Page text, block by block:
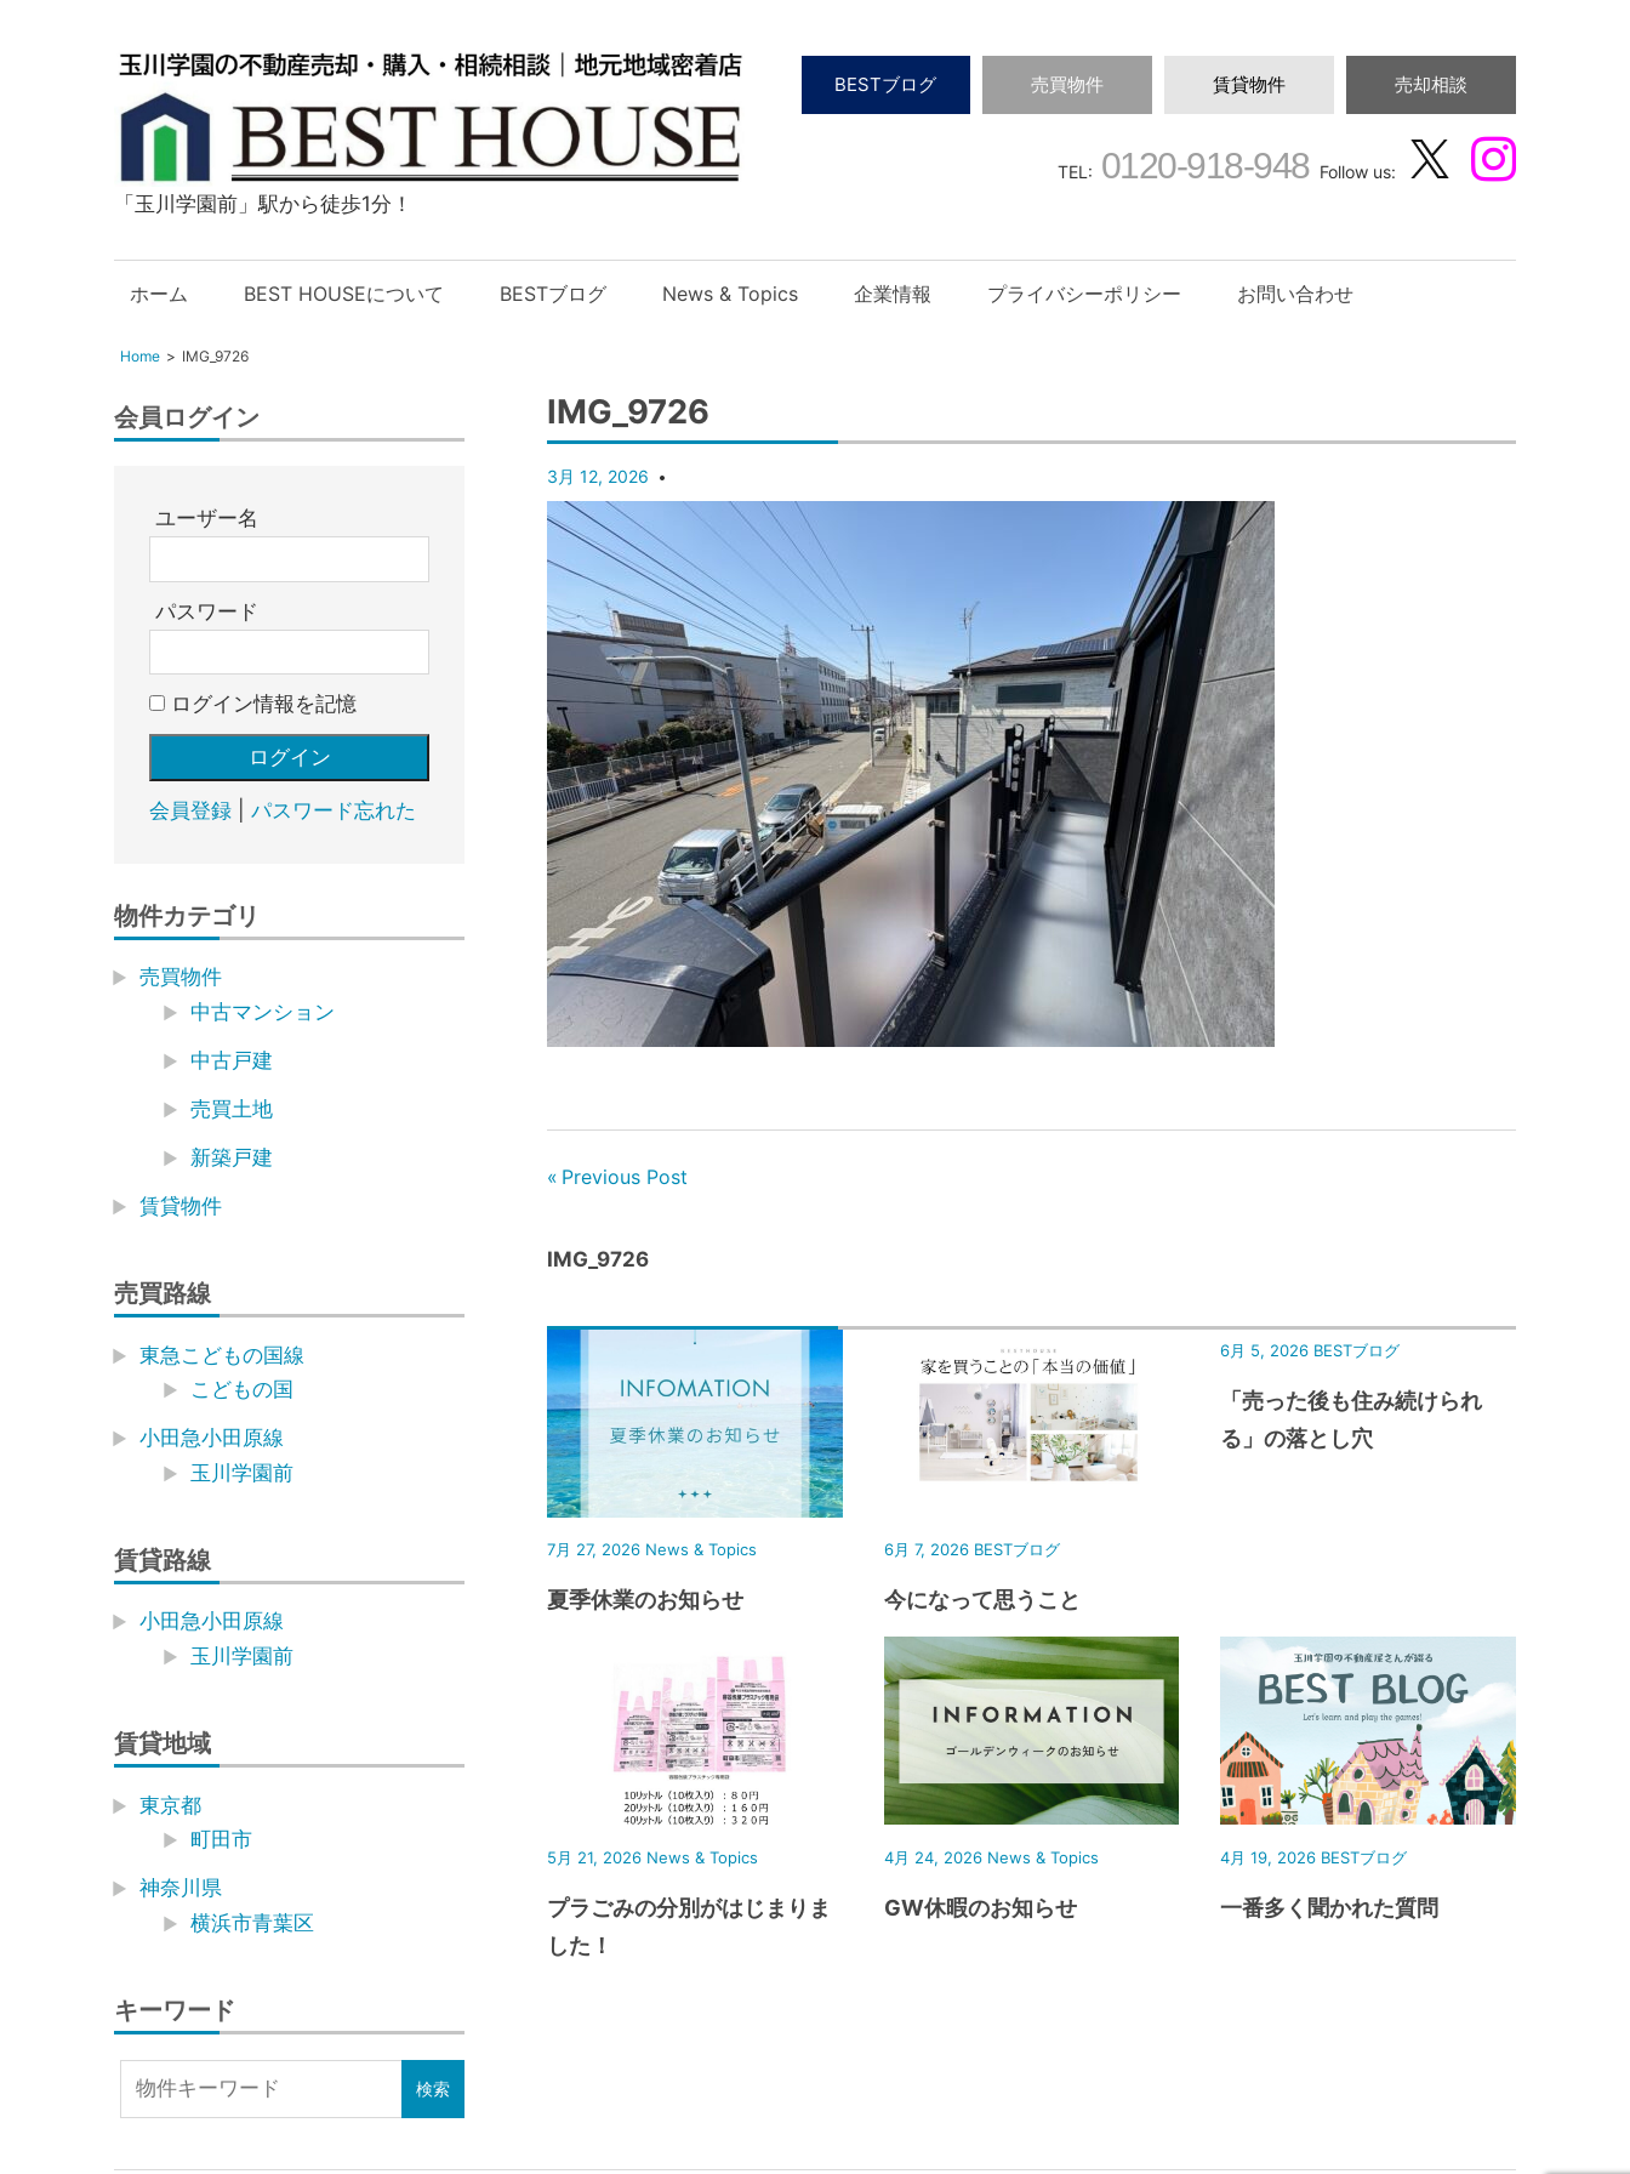
玉
学
の
動
産
入・
却・
BEST
HOUSE
「玉川学園前」駅から徒歩1分！
BESTブログ 売買物件 賃貸物件 売却相談
TEL: 0120-918-948Follow us:
ホーム BEST HOUSEについて BESTブログ News & Topics 企業情報 プライバシーポリシー お問い合わせ
Home IMG_9726
IMG_9726
3月 12, 2026
Previous Post
IMG_9726
7月 27, 2026 News & Topics
夏季休業のお知らせ
6月 7, 2026 BESTブログ
今になって思うこと
6月 5, 2026 BESTブログ
「売った後も住み続けられ
る」の落とし穴
5月 21, 2026 News & Topics
プラごみの分別がはじまりま
した！
4月 24, 2026 News & Topics
GW休暇のお知らせ
4月 19, 2026 BESTブログ
一番多く聞かれた質問
会員ログイン
ユーザー名
パスワード
ログイン情報を記憶
会員登録| パスワード忘れた
物件カテゴリ
売買物件
中古マンション
中古戸建
売買土地
新築戸建
賃貸物件
売買路線
東急こどもの国線
こどもの国
小田急小田原線
玉川学園前
賃貸路線
小田急小田原線
玉川学園前
賃貸地域
東京都
町田市
神奈川県
横浜市青葉区
キーワード